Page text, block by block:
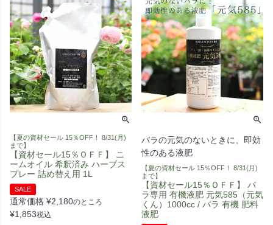
【夏の資材セール 15％OFF！ 8/31(月)
まで】
【資材セール15％ＯＦＦ】 ニ
ームオイル 希釈済み ハーブス
プレー 詰め替え用 1L
SALE
通常価格 ¥2,180のところ
¥1,853税込
バラの元気のないときに、即効
性のある液肥
【夏の資材セール 15％OFF！ 8/31(月)
まで】
【資材セール15％ＯＦＦ】 バ
ラ専用 有機液肥 元気585（元気
くん）1000cc / バラ 有機 肥料
液肥